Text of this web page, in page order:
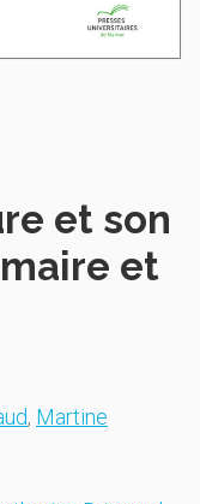
et son
et
, Martine